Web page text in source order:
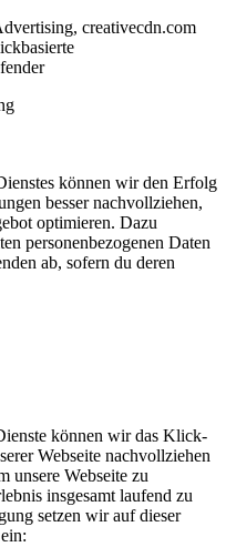
creativecdn.com
können wir den Erfolg
besser nachvollziehen,
optimieren. Dazu
personenbezogenen Daten
ab, sofern du deren
können wir das Klick-
Webseite nachvollziehen
unsere Webseite zu
insgesamt laufend zu
setzen wir auf dieser